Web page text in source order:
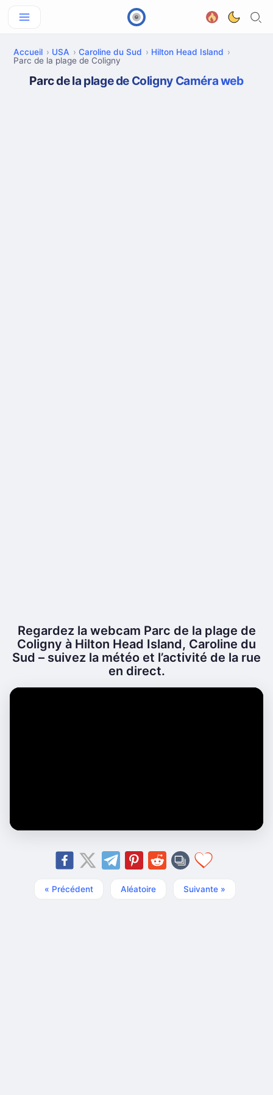
Accueil USA Caroline du Sud
Hilton Head Island
Parc de la plage de Coligny
Parc de la plage de Coligny Caméra web
Regardez la webcam Parc de la plage de
Coligny à Hilton Head Island, Caroline du
Sud – suivez la météo et l’activité de la rue
en direct.
« Précédent Aléatoire Suivante »